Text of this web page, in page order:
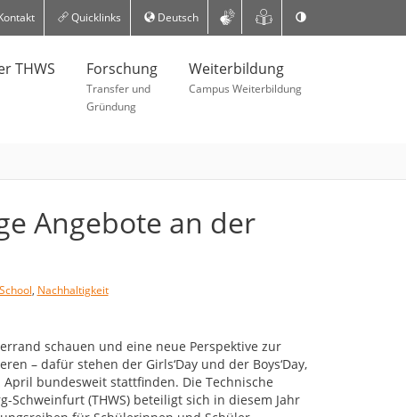
Quicklinks Deutsch
THWS Forschung
Transfer und
Gründung
Weiterbildung
Campus Weiterbildung
Angebote an der
, Nachhaltigkeit
schauen und eine neue Perspektive zur
– dafür stehen der Girls‘Day und der Boys‘Day,
April bundesweit stattfinden. Die Technische
Schweinfurt (THWS) beteiligt sich in diesem Jahr